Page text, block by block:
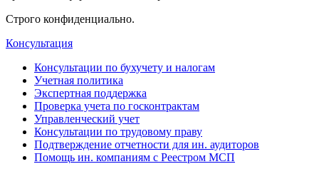
Строго конфиденциально.
Консультация
Консультации по бухучету и налогам
Учетная политика
Экспертная поддержка
Проверка учета по госконтрактам
Управленческий учет
Консультации по трудовому праву
Подтверждение отчетности для ин. аудиторов
Помощь ин. компаниям с Реестром МСП